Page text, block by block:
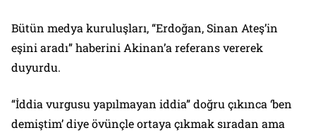
Bütün medya kuruluşları, “Erdoğan, Sinan Ateş’in
eşini aradı” haberini Akinan’a referans vererek
duyurdu.
“İddia vurgusu yapılmayan iddia” doğru çıkınca ‘ben
demiştim’ diye övünçle ortaya çıkmak sıradan ama